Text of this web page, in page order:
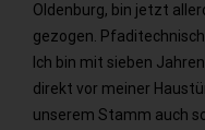
Oldenburg, bin jetzt
gezogen.
Ich bin mit sieben
direkt vor meiner
unserem Stamm auch